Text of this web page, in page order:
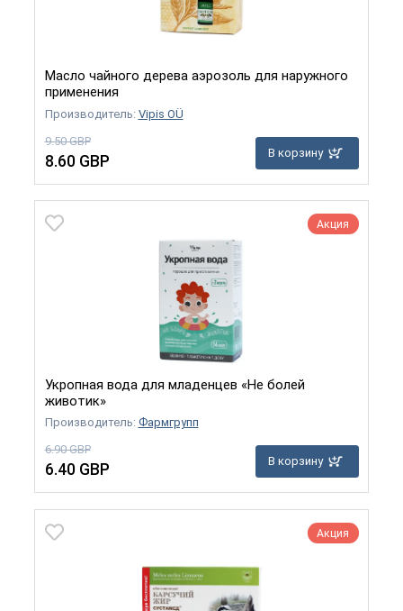
Масло чайного дерева аэрозоль для наружного
применения
Производитель: Vipis OÜ
9.50 GBP
8.60 GBP В корзину
Акция
Укропная вода для младенцев «Не болей
животик»
Производитель: Фармгрупп
6.90 GBP
6.40 GBP В корзину
Акция